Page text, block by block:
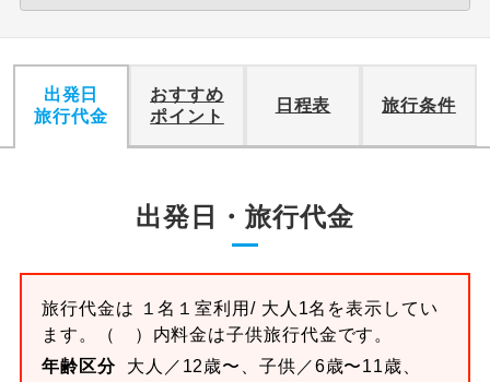
出発日
旅行代金
おすすめ
ポイント
日程表 旅行条件
出発日・旅行代金
旅行代金は １名１室利用/ 大人1名を表示してい
ます。
（ ）内料金は子供旅行代金です。
年齢区分
大人／12歳〜、子供／6歳〜11歳、